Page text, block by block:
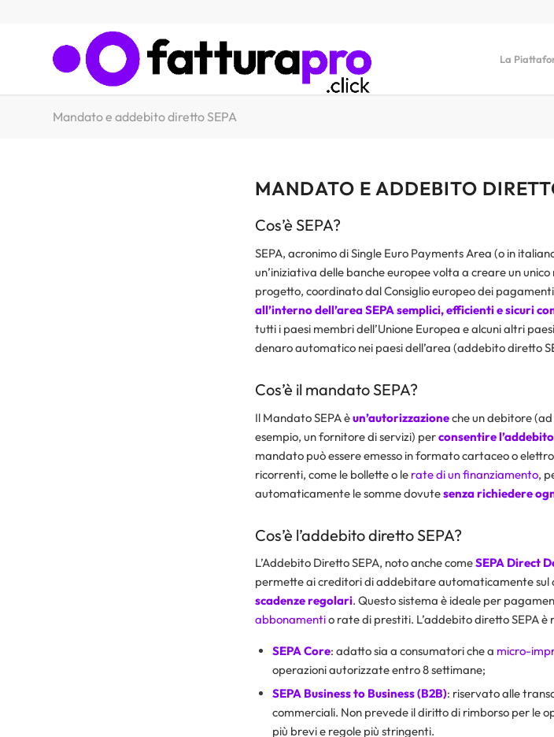
La
Mandato e addebito diretto SEPA
MANDATO E ADDEBITO
Cos’è SEPA?
SEPA, acronimo di Single Euro Payments Area (o in
un’iniziativa delle banche europee volta a creare un
progetto, coordinato dal Consiglio europeo dei
all’interno dell’area SEPA semplici, efficienti e sicuri
tutti i paesi membri dell’Unione Europea e alcuni altri
denaro automatico nei paesi dell’area (addebito diretto
Cos’è il mandato SEPA?
Il Mandato SEPA èun’autorizzazioneche un debitore
esempio, un fornitore di servizi) perconsentire
mandato può essere emesso in formato cartaceo o
ricorrenti, come le bollette o le rate di un finanziamento,
automaticamente le somme dovutesenza richiedere
Cos’è l’addebito diretto SEPA?
L’Addebito Diretto SEPA, noto anche comeSEPA Direct
permette ai creditori di addebitare automaticamente sul
scadenze regolari. Questo sistema è ideale per
abbonamentio rate di prestiti. L’addebito diretto SEPA
SEPA Core: adatto sia a consumatori che a micro-
operazioni autorizzate entro 8 settimane;
SEPA Business to Business (B2B): riservato alle
commerciali. Non prevede il diritto di rimborso per le
più brevi e regole più stringenti.